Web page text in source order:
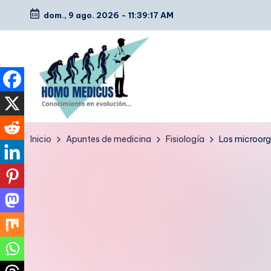
Saltar
contenido
dom., 9 ago. 2026 - 11:39:18 AM
H
Guías
Inicio Apuntes de medicina Fisiología Los